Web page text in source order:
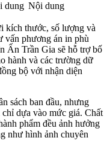
dung Nội dung
kích thước, số lượng và
vấn phương án in phù
Ấn Trần Gia sẽ hỗ trợ bố
hành và các trường dữ
bộ với nhận diện
sách ban đầu, nhưng
dựa vào mức giá. Chất
phẩm đều ảnh hưởng
như hình ảnh chuyên